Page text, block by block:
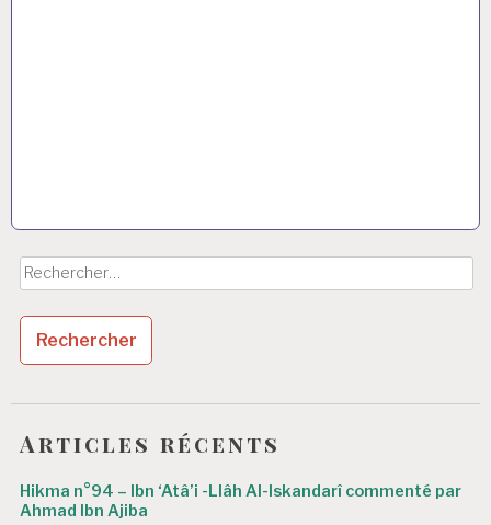
Rechercher :
Articles récents
Hikma n°94 – Ibn ‘Atâ’i -Llâh Al-Iskandarî commenté par
Ahmad Ibn Ajiba